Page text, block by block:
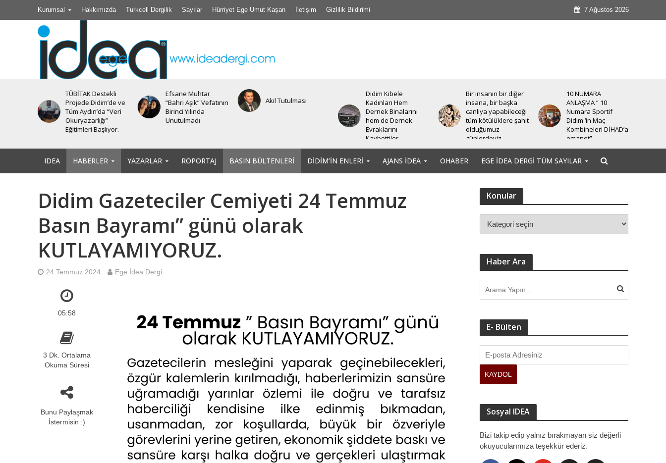
Kurumsal Hakkımızda Turkcell Dergilik Sayılar Hürriyet Ege Umut Kaşan İletişim Gizlilik Bildirimi 7 Ağustos 2026
Efsane Muhtar
“Bahri Aşık” Vefatının
Birinci Yılında
Unutulmadı
Akıl Tutulması
Kadınları Hem
Bir insanın bir diğer
insana, bir başka
canlıya yapabileceği
tüm kötülüklere şahit
olduğumuz
günlerdeyiz.
10 NUMARA
ANLAŞMA “ 10
Numara Sportif
Didim ‘in Maç
Kombineleri DİHAD’a
emanet”
Türkiye İşçi Partisi
düzenlediği bir basın
toplantısı ile Halk için
Ekonomi Paketi’ni
basına ve
kamuoyuna sundu.
IDEA HABERLER YAZARLAR RÖPORTAJ BASIN BÜLTENLERI DIDIM’IN ENLERI AJANS İDEA OHABER EGE İDEA DERGI TÜM SAYILAR
Didim Gazeteciler Cemiyeti 24 Temmuz
Basın Bayramı” günü olarak
KUTLAYAMIYORUZ.
24 Temmuz 2024 Ege İdea Dergi
05:58
3 Dk. Ortalama
Okuma Süresi
Bunu Paylaşmak
İstermisin :)
Konular
Haber Ara
E- Bülten
Sosyal IDEA
Bizi takip edip yalnız bırakmayan siz değerli
okuyucularımıza teşekkür ederiz.